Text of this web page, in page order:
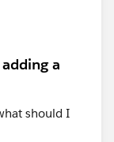
a
should I